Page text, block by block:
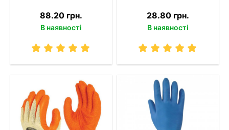
88.20 грн.
В наявності
28.80 грн.
В наявності